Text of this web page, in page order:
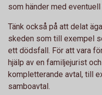
som händer med
Tänk också på att delat
skeden som till exempel
ett dödsfall. För att vara
hjälp av en familjejurist
kompletterande avtal, till
samboavtal.